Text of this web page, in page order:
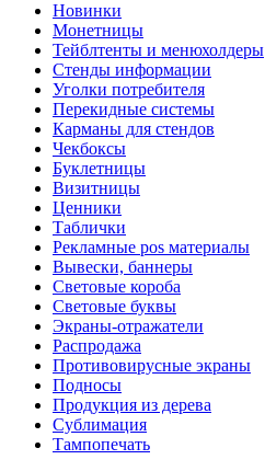
Новинки
Монетницы
Тейблтенты и менюхолдеры
Стенды информации
Уголки потребителя
Перекидные системы
Карманы для стендов
Чекбоксы
Буклетницы
Визитницы
Ценники
Таблички
Рекламные pos материалы
Вывески, баннеры
Световые короба
Световые буквы
Экраны-отражатели
Распродажа
Противовирусные экраны
Подносы
Продукция из дерева
Сублимация
Тампопечать